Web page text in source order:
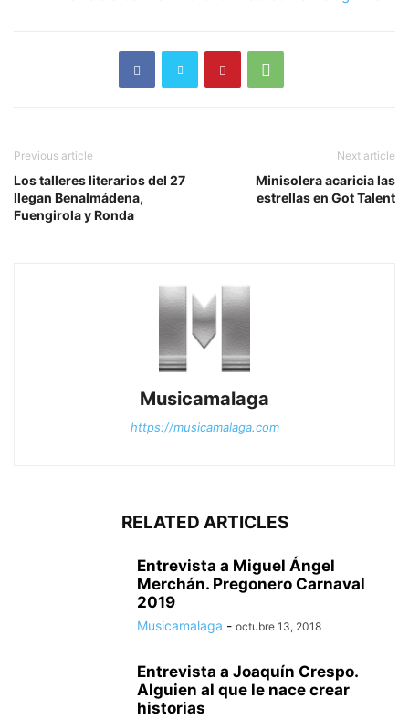
Previous article
Los talleres literarios del 27
llegan Benalmádena,
Fuengirola y Ronda
Next article
Minisolera acaricia las
estrellas en Got Talent
Musicamalaga
https://musicamalaga.com
RELATED ARTICLES
Entrevista a Miguel Ángel
Merchán. Pregonero Carnaval
2019
Musicamalaga - octubre 13, 2018
Entrevista a Joaquín Crespo.
Alguien al que le nace crear
historias